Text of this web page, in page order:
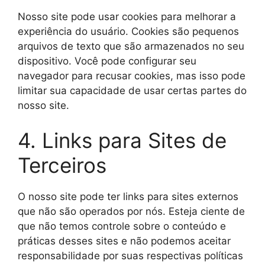
Nosso site pode usar cookies para melhorar a
experiência do usuário. Cookies são pequenos
arquivos de texto que são armazenados no seu
dispositivo. Você pode configurar seu
navegador para recusar cookies, mas isso pode
limitar sua capacidade de usar certas partes do
nosso site.
4. Links para Sites de
Terceiros
O nosso site pode ter links para sites externos
que não são operados por nós. Esteja ciente de
que não temos controle sobre o conteúdo e
práticas desses sites e não podemos aceitar
responsabilidade por suas respectivas políticas